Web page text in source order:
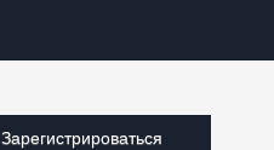
Зарегистрироваться